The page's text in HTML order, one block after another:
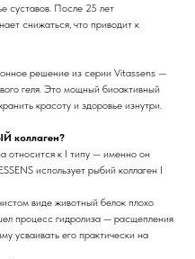
суставов. После 25 лет
снижаться, что приводит к
решение из серии Vitassens —
геля. Это мощный биоактивный
красоту и здоровье изнутри.
коллаген?
относится к I типу — именно он
использует рыбий коллаген I
виде животный белок плохо
процесс гидролиза — расщепления
усваивать его практически на